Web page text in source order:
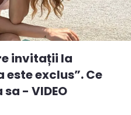
invitații la
exclus”. Ce
- VIDEO